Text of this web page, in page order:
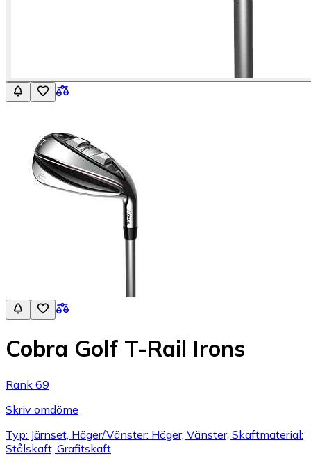
Cobra Golf T-Rail Irons
Rank 69
Skriv omdöme
Typ: Järnset, Höger/Vänster: Höger, Vänster, Skaftmaterial:
Stålskaft, Grafitskaft